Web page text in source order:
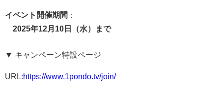
イベント開催期間 ：
2025年12月10日（水）まで
▼ キャンペーン特設ページ
URL:https://www.1pondo.tv/join/